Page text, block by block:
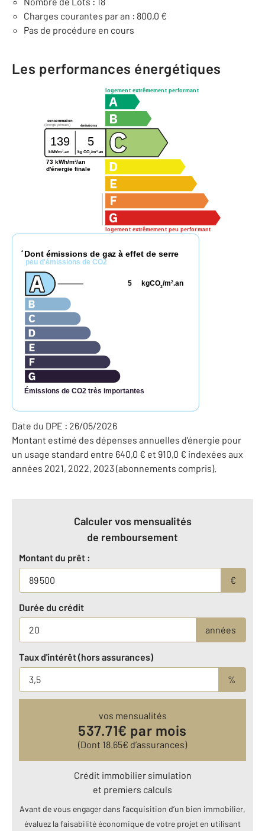
Charges courantes par an : 800,0 €
Pas de procédure en cours
Les performances énergétiques
logement extrêmement performant
logement extrêmement peu performant
consommation
émissions
(énergie primaire)
139 5
kWh/m 2 .an kg CO2/m2.an
73 kWh/m²/an
d'énergie finale
* Dont émissions de gaz à effet de serre
peu d'émissions de CO2
Émissions de CO2 très importantes
kgCO2/m2.an
5
Date du DPE : 26/05/2026
Montant estimé des dépenses annuelles d'énergie pour
un usage standard entre 640,0 € et 910,0 € indexées aux
années 2021, 2022, 2023 (abonnements compris).
Calculer vos mensualités
de remboursement
Montant du prêt :
€
Durée du crédit
années
Taux d'intérêt (hors assurances)
%
vos mensualités
537.71€ par mois
(Dont 18.65€ d’assurances)
Crédit immobilier simulation
et premiers calculs
Avant de vous engager dans l’acquisition d’un bien immobilier,
évaluez la faisabilité économique de votre projet en utilisant